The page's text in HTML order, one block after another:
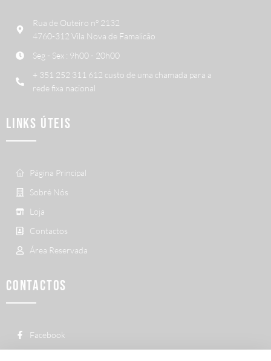
Rua de Outeiro nº 2132
4760-312 Vila Nova de Famalicão
Seg - Sex : 9h00 - 20h00
+ 351 252 311 612 custo de uma chamada para a
rede fixa nacional
LINKS ÚTEIS
Página Principal
Sobré Nós
Loja
Contactos
Área Reservada
CONTACTOS
Facebook